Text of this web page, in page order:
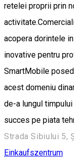
retelei proprii prin
acopera dorintele
inovative pentru
SmartMobile
acest domeniu
de-a lungul
succes pe piata
Strada Sibiului 5,
Einkaufszentrum